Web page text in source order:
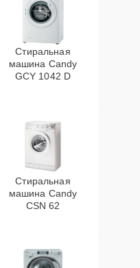
Стиральная
машина Candy
GCY 1042 D
Стиральная
машина Candy
CSN 62